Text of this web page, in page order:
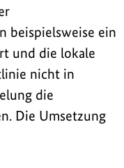
beispielsweise ein
und die lokale
nicht in
die
Die Umsetzung